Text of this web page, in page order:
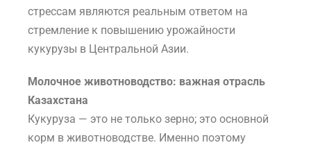
стрессам являются реальным ответом на
стремление к повышению урожайности
кукурузы в Центральной Азии.
Молочное животноводство: важная отрасль
Казахстана
Кукуруза — это не только зерно; это основной
корм в животноводстве. Именно поэтому